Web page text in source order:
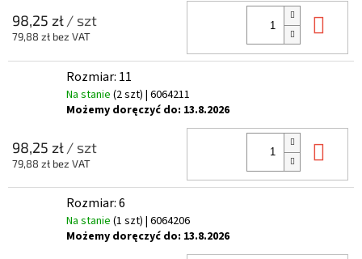
98,25 zł/ szt
79,88 zł bez VAT
Rozmiar: 11
Na stanie (2 szt) | 6064211
Możemy doręczyć do: 13.8.2026
98,25 zł/ szt
79,88 zł bez VAT
Rozmiar: 6
Na stanie (1 szt) | 6064206
Możemy doręczyć do: 13.8.2026